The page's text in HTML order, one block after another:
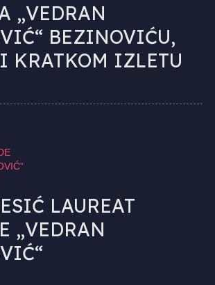
„VEDRAN
BEZINOVIĆU,
KRATKOM IZLETU
LAUREAT
„VEDRAN